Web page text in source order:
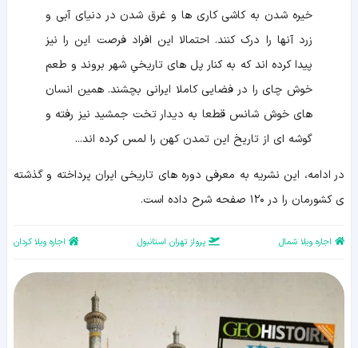
خیره شدن به کاشی کاری ها و غرق شدن در دنیای آبی و
زرد آنها را درک کنند. احتمالا این افراد فرصت این را نیز
پیدا کرده اند که به کنار پل های تاریخیِ شهر بروند و طعم
خوش چای را در فضایی کاملا ایرانی بچشند. همین انسان
های خوش شانس قطعا به دیدار تخت جمشید نیز رفته و
گوشه ای از تاریخ این تمدن کهن را لمس کرده اند...
در ادامه، این نشریه به معرفی دوره های تاریخی ایران پرداخته و گذشته
ی کشورمان را در ۱۲۰ صفحه شرح داده است.
اجاره ویلا شمال پرواز تهران استانبول اجاره ویلا کردان